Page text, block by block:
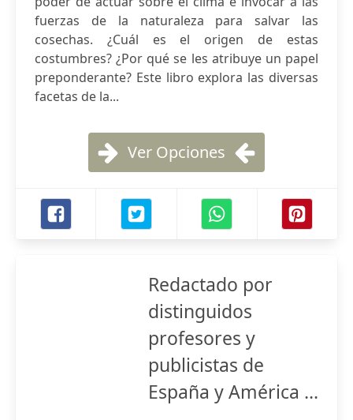
fuerzas de la naturaleza para salvar las
cosechas. ¿Cuál es el origen de estas
costumbres? ¿Por qué se les atribuye un papel
preponderante? Este libro explora las diversas
facetas de la...
Ver Opciones
Redactado por
distinguidos
profesores y
publicistas de
España y América ...